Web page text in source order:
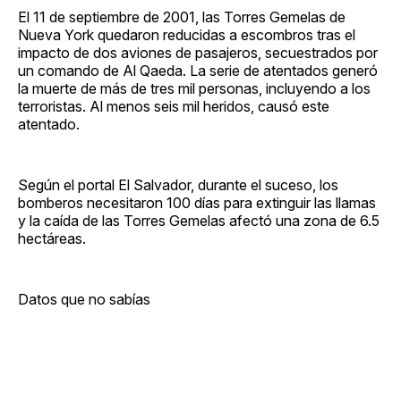
El 11 de septiembre de 2001, las Torres Gemelas de
Nueva York quedaron reducidas a escombros tras el
impacto de dos aviones de pasajeros, secuestrados por
un comando de Al Qaeda. La serie de atentados generó
la muerte de más de tres mil personas, incluyendo a los
terroristas. Al menos seis mil heridos, causó este
atentado.
Según el portal El Salvador, durante el suceso, los
bomberos necesitaron 100 días para extinguir las llamas
y la caída de las Torres Gemelas afectó una zona de 6.5
hectáreas.
Datos que no sabías